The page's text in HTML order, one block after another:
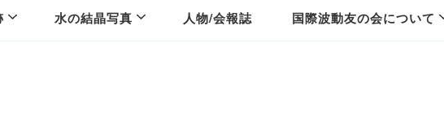
水の結晶写真 人物/会報誌 国際波動友の会について